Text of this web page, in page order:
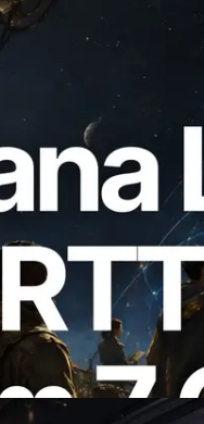
Slot API：新
量 —
同步上線